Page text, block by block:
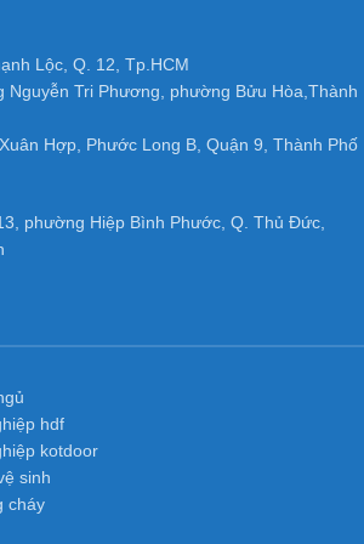
trong các công trình công nghiệp và dân
Bản…
phát triển mạnh ở Việt Nam, có các đơn
lượng và uy tín hàng đầu tại Việt Nam như
SẢN XUẤT
Vườn Lài, P. An Phú Đông, Q. 12,
Thành phố Biên Hoà, Tỉnh Đồng Nai
Lộc, Q. 12, Tp.HCM
Nguyễn Tri Phương, phường Bửu Hòa,Thành
Hợp, Phước Long B, Quận 9, Thành Phố
phường Hiệp Bình Phước, Q. Thủ Đức,
hdf
kotdoor
sinh
cháy